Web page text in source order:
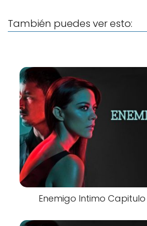
También puedes ver esto:
Enemigo Intimo Capitulo